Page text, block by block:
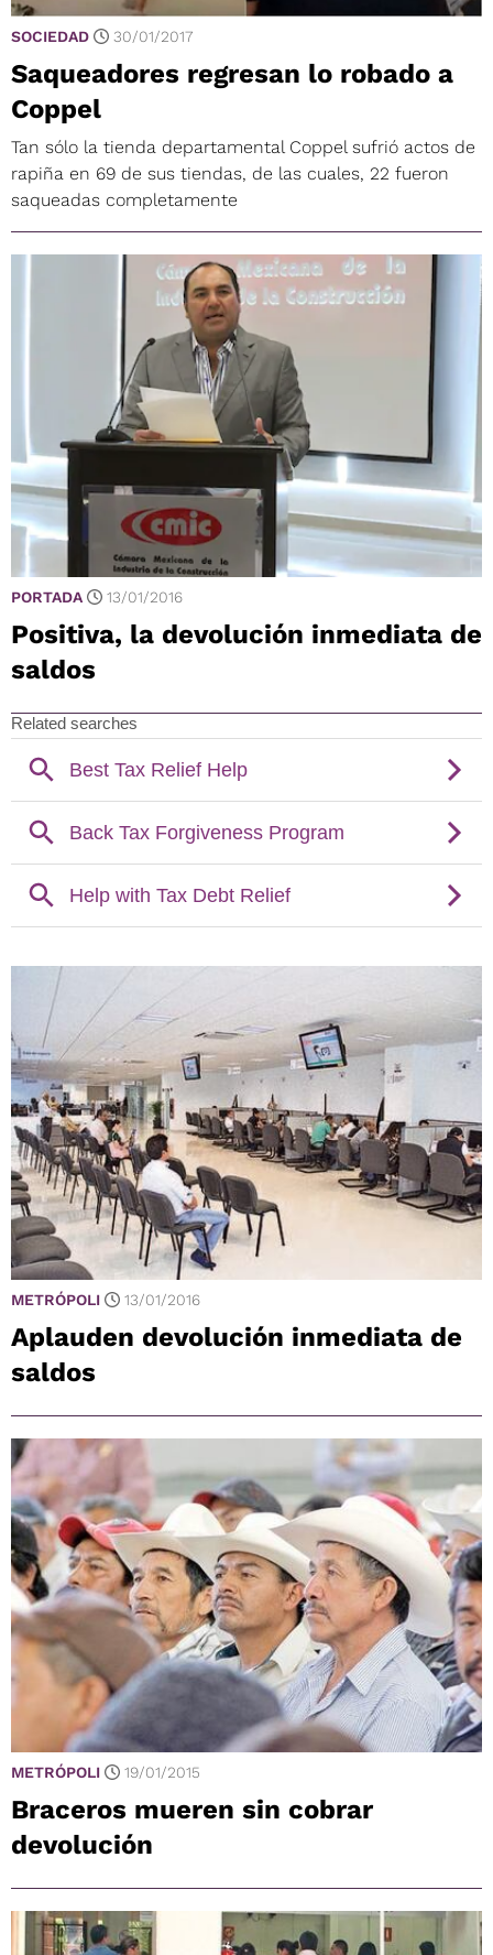
SOCIEDAD 30/01/2017
Saqueadores regresan lo robado a
Coppel
Tan sólo la tienda departamental Coppel sufrió actos de
rapiña en 69 de sus tiendas, de las cuales, 22 fueron
saqueadas completamente
PORTADA 13/01/2016
Positiva, la devolución inmediata de
saldos
METRÓPOLI 13/01/2016
Aplauden devolución inmediata de
saldos
METRÓPOLI 19/01/2015
Braceros mueren sin cobrar
devolución